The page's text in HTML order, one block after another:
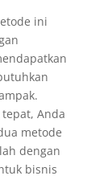
ini
Anda
metode
dengan
bisnis